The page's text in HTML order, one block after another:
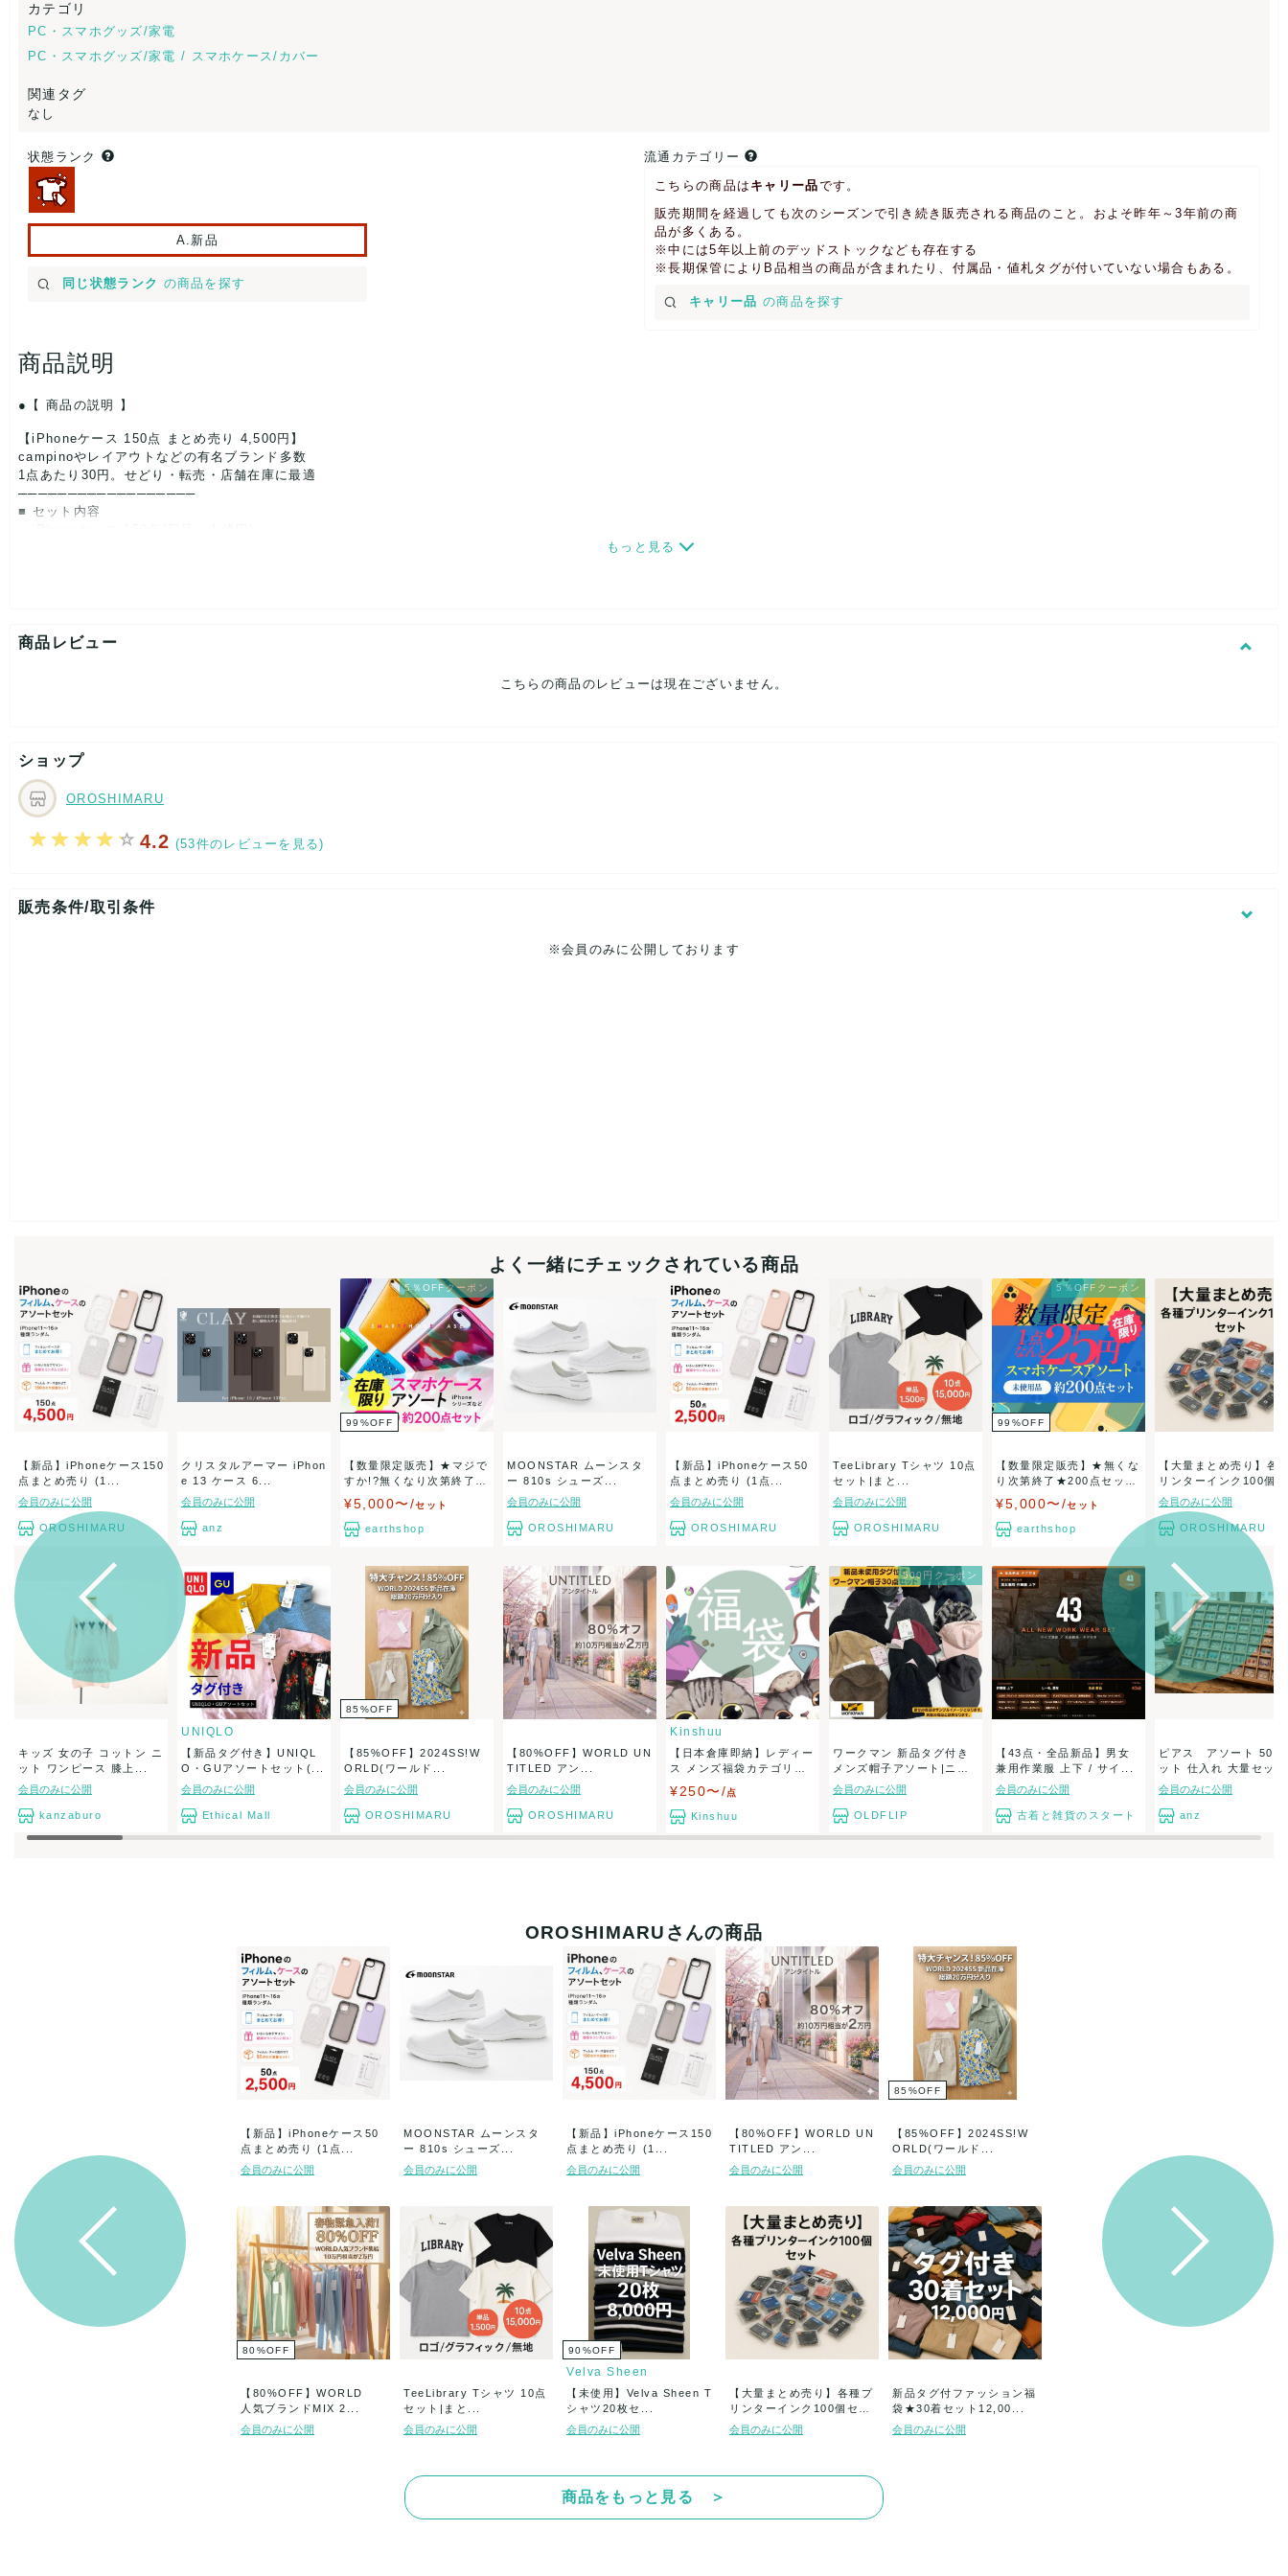
カテゴリ
PC・スマホグッズ/家電
PC・スマホグッズ/家電 / スマホケース/カバー
関連タグ
なし
状態ランク
A.新品
同じ状態ランク の商品を探す
流通カテゴリー
こちらの商品は キャリー品です。
販売期間を経過しても次のシーズンで引き続き販売される商品のこと。およそ昨年～3年前の商
品が多くある。
※中には5年以上前のデッドストックなども存在する
※長期保管によりB品相当の商品が含まれたり、付属品・値札タグが付いていない場合もある。
キャリー品 の商品を探す
商品説明
【 商品の説明 】
【iPhoneケース 150点 まとめ売り 4,500円】
campinoやレイアウトなどの有名ブランド多数
1点あたり30円。せどり・転売・店舗在庫に最適
──────────────────
■ セット内容
・フリマ・イベントの景品
・内容指定 / 個別質問 不可(完全ランダム)
・返品交換不可
▼ 30円仕入れの破格ロット。在庫限り早い者勝ち ▼
もっと見る
商品レビュー
こちらの商品のレビューは現在ございません。
ショップ
OROSHIMARU
4.2 (53件のレビューを見る)
販売条件/取引条件
※会員のみに公開しております
よく一緒にチェックされている商品
【新品】iPhoneケース150
点まとめ売り (1...
会員のみに公開
OROSHIMARU
クリスタルアーマー iPhon
e 13 ケース 6...
会員のみに公開
anz
5％OFFクーポン
99 %OFF
【数量限定販売】★マジで
すか!?無くなり次第終了
¥5,000〜/セット
earthshop
MOONSTAR ムーンスタ
ー 810s シューズ...
会員のみに公開
OROSHIMARU
【新品】iPhoneケース50
点まとめ売り (1点...
会員のみに公開
OROSHIMARU
TeeLibrary Tシャツ 10点
セット|まと...
会員のみに公開
OROSHIMARU
5％OFFクーポン
99 %OFF
【数量限定販売】★無くな
り次第終了★200点セッ
¥5,000〜/セット
earthshop
【大量まとめ売り】各
リンターインク100個セ
ッ...
会員のみに公開
OROSHIMARU
キッズ 女の子 コットン ニ
ット ワンピース 膝上...
会員のみに公開
kanzaburo
UNIQLO
【新品タグ付き】UNIQL
O・GUアソートセット(...
会員のみに公開
Ethical Mall
85 %OFF
【85%OFF】2024SS!W
ORLD(ワールド...
会員のみに公開
OROSHIMARU
【80%OFF】WORLD UN
TITLED アン...
会員のみに公開
OROSHIMARU
Kinshuu
【日本倉庫即納】レディー
ス メンズ福袋カテゴリ選
¥250〜/点
Kinshuu
500円クーポン
ワークマン 新品タグ付き
メンズ帽子アソート|ニッ
ト...
会員のみに公開
OLDFLIP
【43点・全品新品】男女
兼用作業服 上下 / サイ...
会員のみに公開
古着と雑貨のスタート
ピアス アソート 50個
ット 仕入れ 大量セッ
会員のみに公開
anz
OROSHIMARUさんの商品
【新品】iPhoneケース50
点まとめ売り (1点...
会員のみに公開
MOONSTAR ムーンスタ
ー 810s シューズ...
会員のみに公開
【新品】iPhoneケース150
点まとめ売り (1...
会員のみに公開
【80%OFF】WORLD UN
TITLED アン...
会員のみに公開
85 %OFF
【85%OFF】2024SS!W
ORLD(ワールド...
会員のみに公開
80%OFF
【80%OFF】WORLD
人気ブランドMIX 2...
会員のみに公開
TeeLibrary Tシャツ 10点
セット|まと...
会員のみに公開
90%OFF
Velva Sheen
【未使用】Velva Sheen T
シャツ20枚セ...
会員のみに公開
【大量まとめ売り】各種プ
リンターインク100個セ
ッ...
会員のみに公開
新品タグ付ファッション福
袋★30着セット12,00...
会員のみに公開
商品をもっと見る ＞